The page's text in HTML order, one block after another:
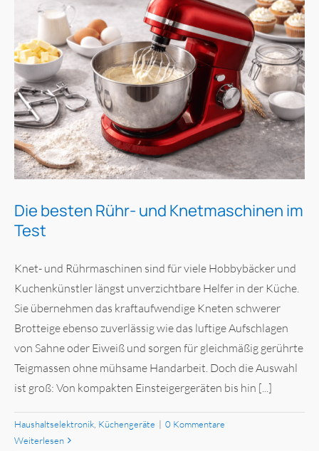
Die besten Rühr- und Knetmaschinen im
Test
Knet- und Rührmaschinen sind für viele Hobbybäcker und
Kuchenkünstler längst unverzichtbare Helfer in der Küche.
Sie übernehmen das kraftaufwendige Kneten schwerer
Brotteige ebenso zuverlässig wie das luftige Aufschlagen
von Sahne oder Eiweiß und sorgen für gleichmäßig gerührte
Teigmassen ohne mühsame Handarbeit. Doch die Auswahl
ist groß: Von kompakten Einsteigergeräten bis hin [...]
Haushaltselektronik Küchengeräte | 0 Kommentare
Weiterlesen